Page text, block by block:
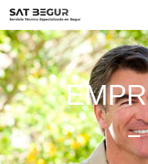
Saltar
al
contenido